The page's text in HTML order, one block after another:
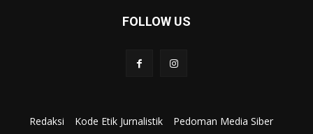
FOLLOW US
Redaksi Kode Etik Jurnalistik
Pedoman Media Siber